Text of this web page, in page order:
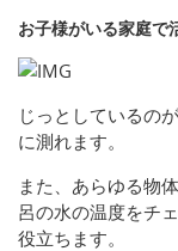
お子様がいる家庭で
じっとしているの
に測れます。
また、あらゆる物
呂の水の温度をチ
役立ちます。